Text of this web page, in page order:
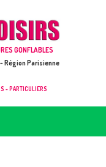
GONFLABLES
Région Parisienne
- PARTICULIERS